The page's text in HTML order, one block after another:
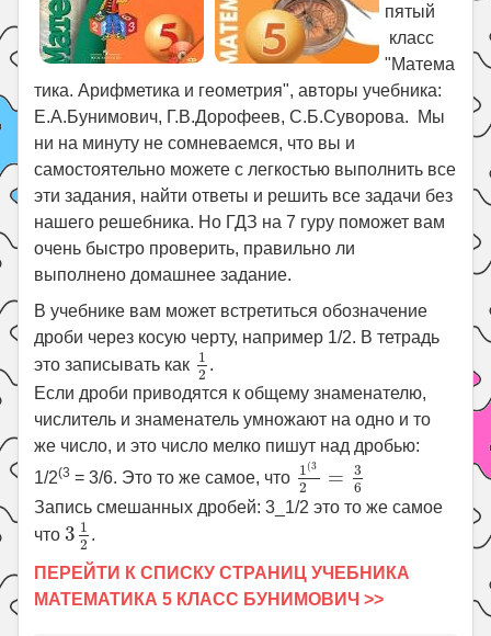
пятый
класс
"Матема
тика. Арифметика и геометрия", авторы учебника:
Е.А.Бунимович, Г.В.Дорофеев, С.Б.Суворова. Мы
ни на минуту не сомневаемся, что вы и
самостоятельно можете с легкостью выполнить все
эти задания, найти ответы и решить все задачи без
нашего решебника. Но ГДЗ на 7 гуру поможет вам
очень быстро проверить, правильно ли
выполнено домашнее задание.
В учебнике вам может встретиться обозначение
дроби через косую черту, например 1/2. В тетрадь
это записывать как 1
2
12
.
Если дроби приводятся к общему знаменателю,
числитель и знаменатель умножают на одно и то
же число, и это число мелко пишут над дробью:
1/2(3 = 3/6. Это то же самое, что 1(3
2 =
3
6
1(3 =36
Запись смешанных дробей: 3_1/2 это то же самое
что 3 1
2
312
.
ПЕРЕЙТИ К СПИСКУ СТРАНИЦ УЧЕБНИКА
МАТЕМАТИКА 5 КЛАСС БУНИМОВИЧ >>